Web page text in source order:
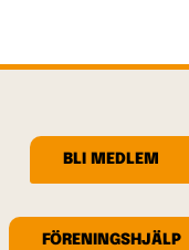
BLI MEDLEM
FÖRENINGSHJÄLP